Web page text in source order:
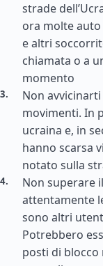
strade
ora molte
e altri
chiamata o a
momento
Non
movimenti. In
ucraina e, in
hanno scarsa
notato sulla
Non superare
attentamente
sono altri
Potrebbero
posti di